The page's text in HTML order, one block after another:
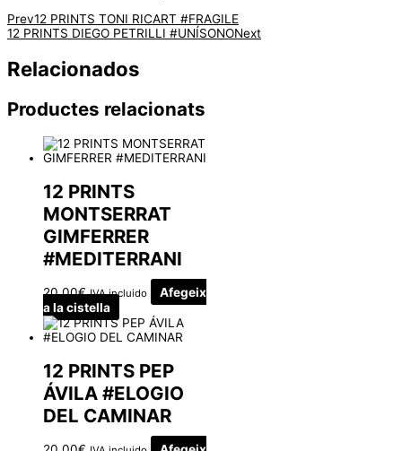
Prev12 PRINTS TONI RICART #FRAGILE
12 PRINTS DIEGO PETRILLI #UNÍSONONext
Relacionados
Productes relacionats
12 PRINTS
MONTSERRAT
GIMFERRER
#MEDITERRANI
20.00€ IVA incluido
Afegeix
a la cistella
12 PRINTS PEP
ÁVILA #ELOGIO
DEL CAMINAR